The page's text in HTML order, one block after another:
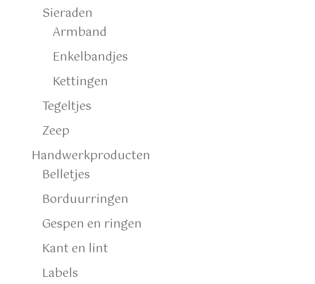
Sieraden
Armband
Enkelbandjes
Kettingen
Tegeltjes
Zeep
Handwerkproducten
Belletjes
Borduurringen
Gespen en ringen
Kant en lint
Labels